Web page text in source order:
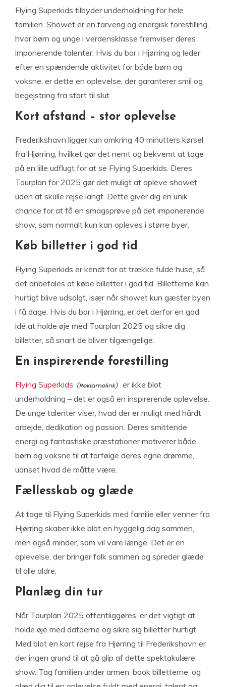
Flying Superkids tilbyder underholdning for hele
familien. Showet er en farverig og energisk forestilling,
hvor børn og unge i verdensklasse fremviser deres
imponerende talenter. Hvis du bor i Hjørring og leder
efter en spændende aktivitet for både børn og
voksne, er dette en oplevelse, der garanterer smil og
begejstring fra start til slut.
Kort afstand – stor oplevelse
Frederikshavn ligger kun omkring 40 minutters kørsel
fra Hjørring, hvilket gør det nemt og bekvemt at tage
på en lille udflugt for at se Flying Superkids. Deres
Tourplan for 2025 gør det muligt at opleve showet
uden at skulle rejse langt. Dette giver dig en unik
chance for at få en smagsprøve på det imponerende
show, som normalt kun kan opleves i større byer.
Køb billetter i god tid
Flying Superkids er kendt for at trække fulde huse, så
det anbefales at købe billetter i god tid. Billetterne kan
hurtigt blive udsolgt, især når showet kun gæster byen
i få dage. Hvis du bor i Hjørring, er det derfor en god
idé at holde øje med Tourplan 2025 og sikre dig
billetter, så snart de bliver tilgængelige.
En inspirerende forestilling
Flying Superkids
er ikke blot
underholdning – det er også en inspirerende oplevelse.
De unge talenter viser, hvad der er muligt med hårdt
arbejde, dedikation og passion. Deres smittende
energi og fantastiske præstationer motiverer både
børn og voksne til at forfølge deres egne drømme,
uanset hvad de måtte være.
Fællesskab og glæde
At tage til Flying Superkids med familie eller venner fra
Hjørring skaber ikke blot en hyggelig dag sammen,
men også minder, som vil vare længe. Det er en
oplevelse, der bringer folk sammen og spreder glæde
til alle aldre.
Planlæg din tur
Når Tourplan 2025 offentliggøres, er det vigtigt at
holde øje med datoerne og sikre sig billetter hurtigt.
Med blot en kort rejse fra Hjørring til Frederikshavn er
der ingen grund til at gå glip af dette spektakulære
show. Tag familien under armen, book billetterne, og